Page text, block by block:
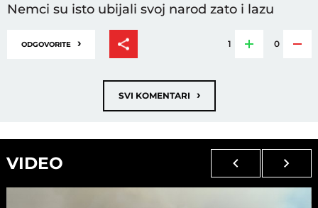
Nemci su isto ubijali svoj narod zato i lazu
ODGOVORITE › 1 0
SVI KOMENTARI ›
VIDEO